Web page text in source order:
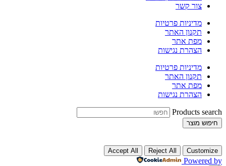
צור קשר
מדיניות פרטיות
תקנון האתר
מפת אתר
הצהרת נגישות
מדיניות פרטיות
תקנון האתר
מפת אתר
הצהרת נגישות
Products search
חיפוש מוצר
Customize
Reject All
Accept All
Powered by